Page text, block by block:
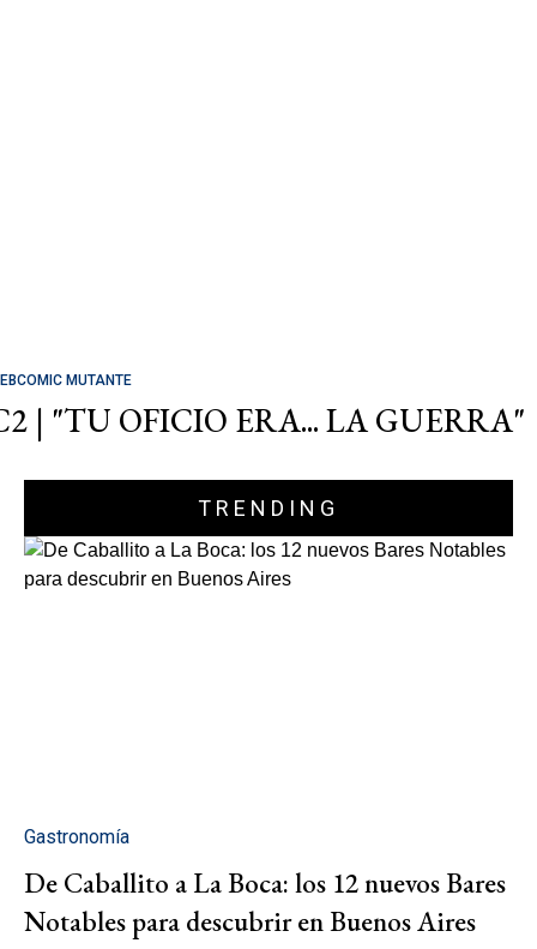
MUTANTE
| "TU OFICIO ERA... LA GUERRA"
TRENDING
Gastronomía
De Caballito a La Boca: los 12 nuevos Bares
Notables para descubrir en Buenos Aires